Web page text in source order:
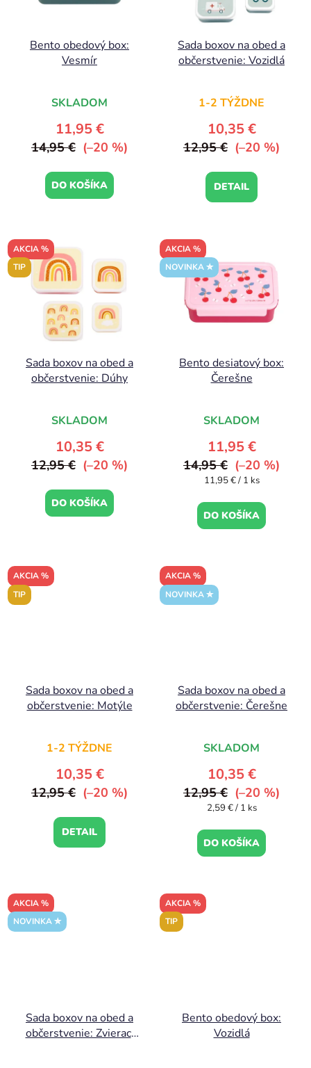
Bento obedový box:
Vesmír
SKLADOM
11,95 €
14,95 € (–20 %)
DO KOŠÍKA
Sada boxov na obed a
občerstvenie: Vozidlá
1-2 TÝŽDNE
10,35 €
12,95 € (–20 %)
DETAIL
AKCIA %
TIP
Sada boxov na obed a
občerstvenie: Dúhy
SKLADOM
10,35 €
12,95 € (–20 %)
DO KOŠÍKA
AKCIA %
NOVINKA ✮
Bento desiatový box:
Čerešne
SKLADOM
11,95 €
14,95 € (–20 %)
Jednotková
11,95 € / 1 ks
DO KOŠÍKA
AKCIA %
TIP
Sada boxov na obed a
občerstvenie: Motýle
1-2 TÝŽDNE
10,35 €
12,95 € (–20 %)
DETAIL
AKCIA %
NOVINKA ✮
Sada boxov na obed a
občerstvenie: Čerešne
SKLADOM
10,35 €
12,95 € (–20 %)
Jednotková
2,59 € / 1 ks
DO KOŠÍKA
AKCIA %
NOVINKA ✮
Sada boxov na obed a
občerstvenie: Zvierací
AKCIA %
TIP
Bento obedový box:
Vozidlá